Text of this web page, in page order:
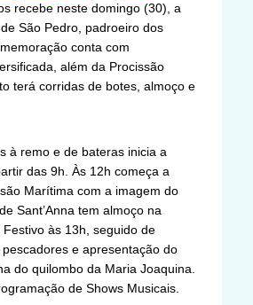
recebe neste domingo (30), a
São Pedro, padroeiro dos
conta com
além da Procissão
terá corridas de botes, almoço e
à remo e de bateras inicia a
das 9h. Às 12h começa a
Marítima com a imagem do
Sant’Anna tem almoço na
às 13h, seguido de
e apresentação do
do quilombo da Maria Joaquina.
de Shows Musicais.